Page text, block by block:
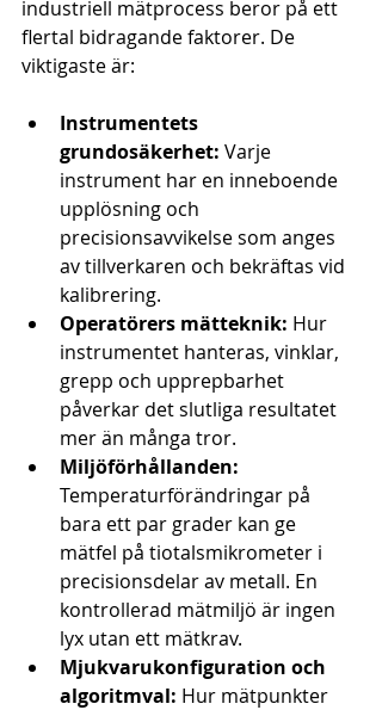
industriell mätprocess beror på ett
flertal bidragande faktorer. De
viktigaste är:
Instrumentets
grundosäkerhet: Varje
instrument har en inneboende
upplösning och
precisionsavvikelse som anges
av tillverkaren och bekräftas vid
kalibrering.
Operatörers mätteknik: Hur
instrumentet hanteras, vinklar,
grepp och upprepbarhet
påverkar det slutliga resultatet
mer än många tror.
Miljöförhållanden:
Temperaturförändringar på
bara ett par grader kan ge
mätfel på tiotalsmikrometer i
precisionsdelar av metall. En
kontrollerad mätmiljö är ingen
lyx utan ett mätkrav.
Mjukvarukonfiguration och
algoritmval: Hur mätpunkter